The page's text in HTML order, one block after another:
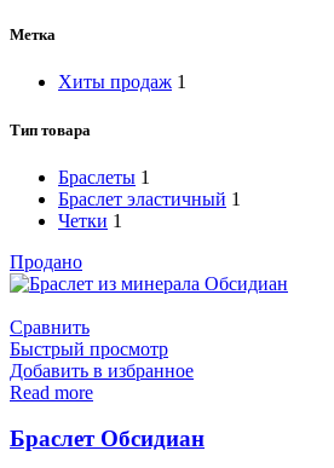
Метка
Хиты продаж 1
Тип товара
Браслеты 1
Браслет эластичный 1
Четки 1
Продано
Сравнить
Быстрый просмотр
Добавить в избранное
Read more
Браслет Обсидиан